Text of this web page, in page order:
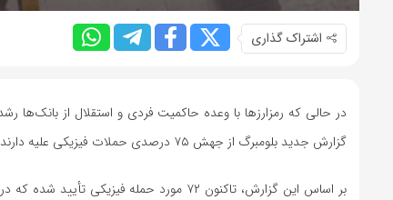
اشتراک گذاری
در حالی که رمزارزها با وعده حاکمیت فردی و استقلال از بانک‌ها
گزارش جدید بلومبرگ از جهش ۷۵ درصدی حملات فیزیکی علیه دارندگان بزرگ رمزارز در سال ۲۰۲۵ خبر می‌دهد که شامل آدم‌ربایی، ضرب‌وشتم و اخاذی می‌شود.